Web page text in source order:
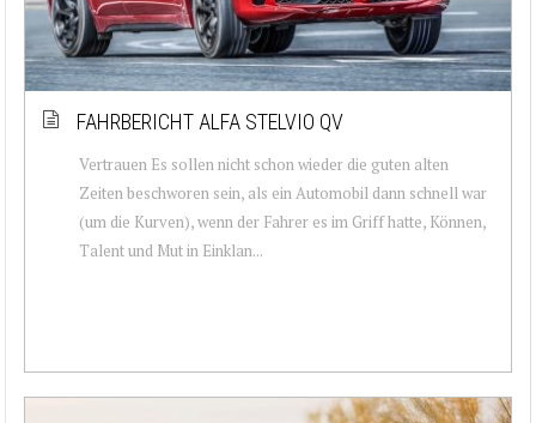
FAHRBERICHT ALFA STELVIO QV
Vertrauen Es sollen nicht schon wieder die guten alten
Zeiten beschworen sein, als ein Automobil dann schnell war
(um die Kurven), wenn der Fahrer es im Griff hatte, Können,
Talent und Mut in Einklan...